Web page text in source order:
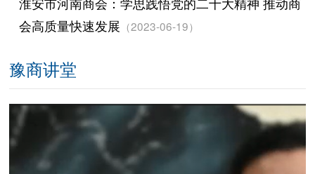
会高质量快速发展 （2023-06-19）
豫商讲堂